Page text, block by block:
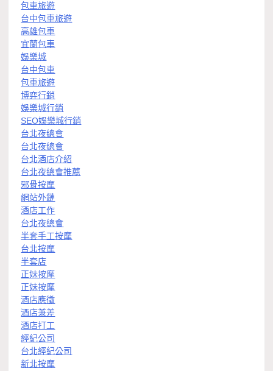
包車旅遊
台中包車旅遊
高雄包車
宜蘭包車
娛樂城
台中包車
包車旅遊
博弈行銷
娛樂城行銷
SEO娛樂城行銷
台北夜總會
台北夜總會
台北酒店介紹
台北夜總會推薦
邪骨按摩
網站外鏈
酒店工作
台北夜總會
半套手工按摩
台北按摩
半套店
正妹按摩
正妹按摩
酒店應徵
酒店兼差
酒店打工
經紀公司
台北經紀公司
新北按摩